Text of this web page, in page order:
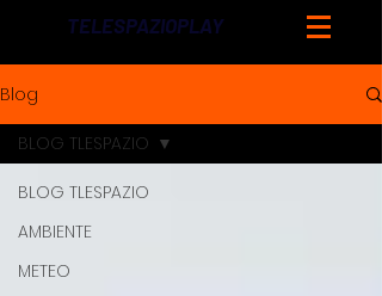
TELESPAZIOPLAY
Blog
BLOG TLESPAZIO
AMBIENTE
METEO
BLOG TLESPAZIO